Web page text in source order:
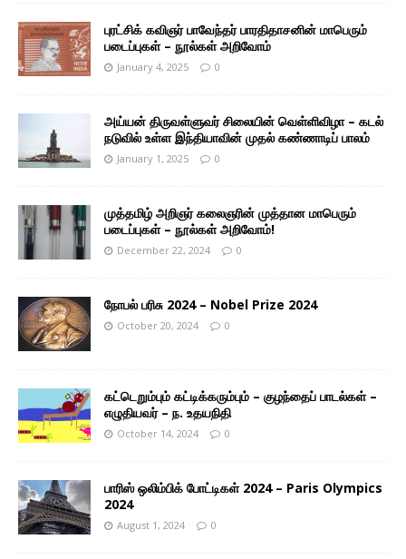
புரட்சிக் கவிஞர் பாவேந்தர் பாரதிதாசனின் மாபெரும்
படைப்புகள் – நூல்கள் அறிவோம்
January 4, 2025 0
அய்யன் திருவள்ளுவர் சிலையின் வெள்ளிவிழா – கடல்
நடுவில் உள்ள இந்தியாவின் முதல் கண்ணாடிப் பாலம்
January 1, 2025 0
முத்தமிழ் அறிஞர் கலைஞரின் முத்தான மாபெரும்
படைப்புகள் – நூல்கள் அறிவோம்!
December 22, 2024 0
நோபல் பரிசு 2024 – Nobel Prize 2024
October 20, 2024 0
கட்டெறும்பும் கட்டிக்கரும்பும் – குழந்தைப் பாடல்கள் –
எழுதியவர் – ந. உதயநிதி
October 14, 2024 0
பாரிஸ் ஒலிம்பிக் போட்டிகள் 2024 – Paris Olympics
2024
August 1, 2024 0